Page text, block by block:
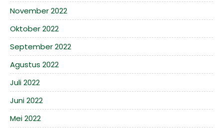
November 2022
Oktober 2022
September 2022
Agustus 2022
Juli 2022
Juni 2022
Mei 2022